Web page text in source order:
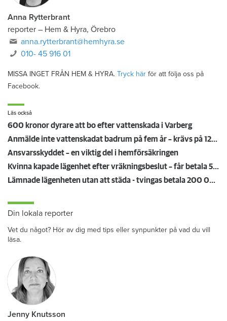
Anna Rytterbrant
reporter – Hem & Hyra, Örebro
anna.rytterbrant@hemhyra.se
010- 45 916 01
MISSA INGET FRÅN HEM & HYRA.
Läs också
600 kronor dyrare att bo efter vattenskada i Varberg
Ansvarsskyddet – en viktig del i hemförsäkringen
Din lokala reporter
Vet du något? Hör av dig med tips eller synpunkter på vad du vill